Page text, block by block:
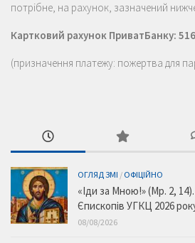
потрібне, на рахунок, зазначений
Картковий рахунок ПриватБанку:
(призначення платежу: пожертва для
ОГЛЯД ЗМІ / ОФІЦІЙНО
«Іди за Мною!» (Мр. 2,
Єпископів УГКЦ 2026
08/08/2026